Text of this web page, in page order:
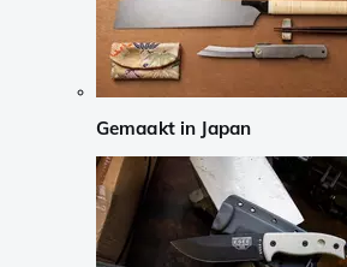
Gemaakt in Japan